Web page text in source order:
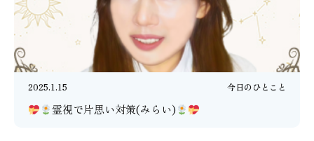
2025.1.15 今日のひとこと
霊視で片思い対策(みらい)